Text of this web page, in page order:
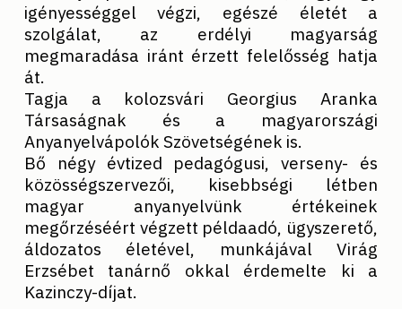
igényességgel végzi, egészé életét a
szolgálat, az erdélyi magyarság
megmaradása iránt érzett felelősség hatja
át.
Tagja a kolozsvári Georgius Aranka
Társaságnak és a magyarországi
Anyanyelvápolók Szövetségének is.
Bő négy évtized pedagógusi, verseny- és
közösségszervezői, kisebbségi létben
magyar anyanyelvünk értékeinek
megőrzéséért végzett példaadó, ügyszerető,
áldozatos életével, munkájával Virág
Erzsébet tanárnő okkal érdemelte ki a
Kazinczy-díjat.